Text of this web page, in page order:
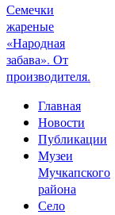
Семечки
жареные
«Народная
забава». От
производителя.
Главная
Новости
Публикации
Музеи
Мучкапского
района
Село